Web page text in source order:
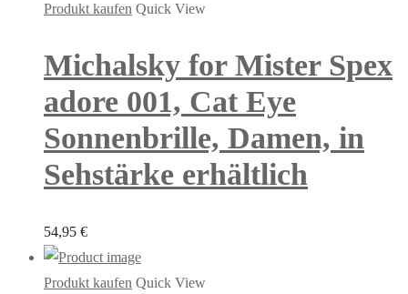
Produkt kaufen Quick View
Michalsky for Mister Spex
adore 001, Cat Eye
Sonnenbrille, Damen, in
Sehstärke erhältlich
54,95 €
Produkt kaufen Quick View